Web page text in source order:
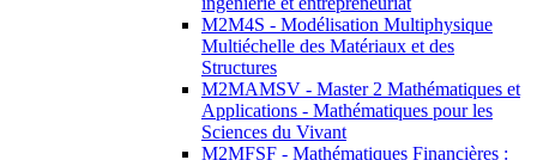
M2M4S - Modélisation Multiphysique
Multiéchelle des Matériaux et des
Structures
M2MAMSV - Master 2 Mathématiques et
Applications - Mathématiques pour les
Sciences du Vivant
M2MFSF - Mathématiques Financières :